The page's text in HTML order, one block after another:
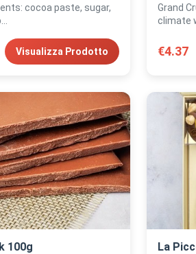
cocoa paste, sugar,
Visualizza Prodotto
Grand
climate
€4.37
100g La